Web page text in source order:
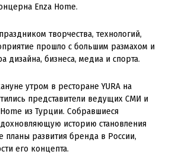
Enza Home.
творчества, технологий,
прошло с большим размахом и
дизайна, бизнеса, медиа и спорта.
утром в ресторане YURA на
представители ведущих СМИ и
из Турции. Собравшиеся
историю становления
планы развития бренда в России,
его концепта.